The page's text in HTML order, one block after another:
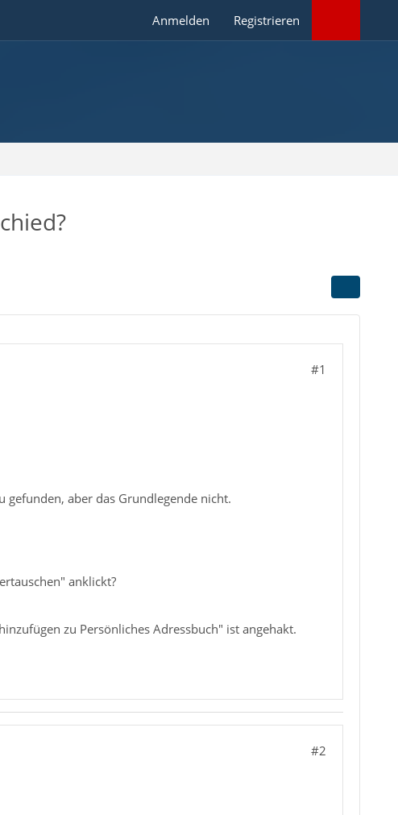
Anmelden Registrieren
#1
gefunden, aber das Grundlegende nicht.
anklickt?
zu Persönliches Adressbuch" ist angehakt.
#2